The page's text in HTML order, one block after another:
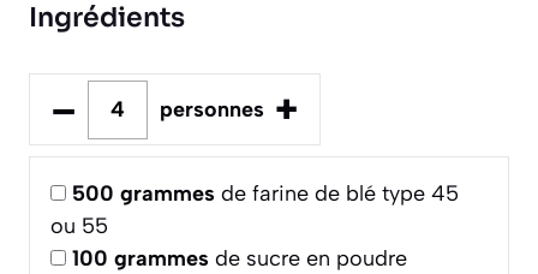
Ingrédients
– personnes +
500 grammes de farine de blé type 45
ou 55
100 grammes de sucre en poudre